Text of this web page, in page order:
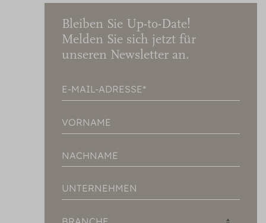
Bleiben Sie Up-to-Date!
Melden Sie sich jetzt für
unseren Newsletter an.
E-MAIL-ADRESSE
VORNAME
NACHNAME
UNTERNEHMEN